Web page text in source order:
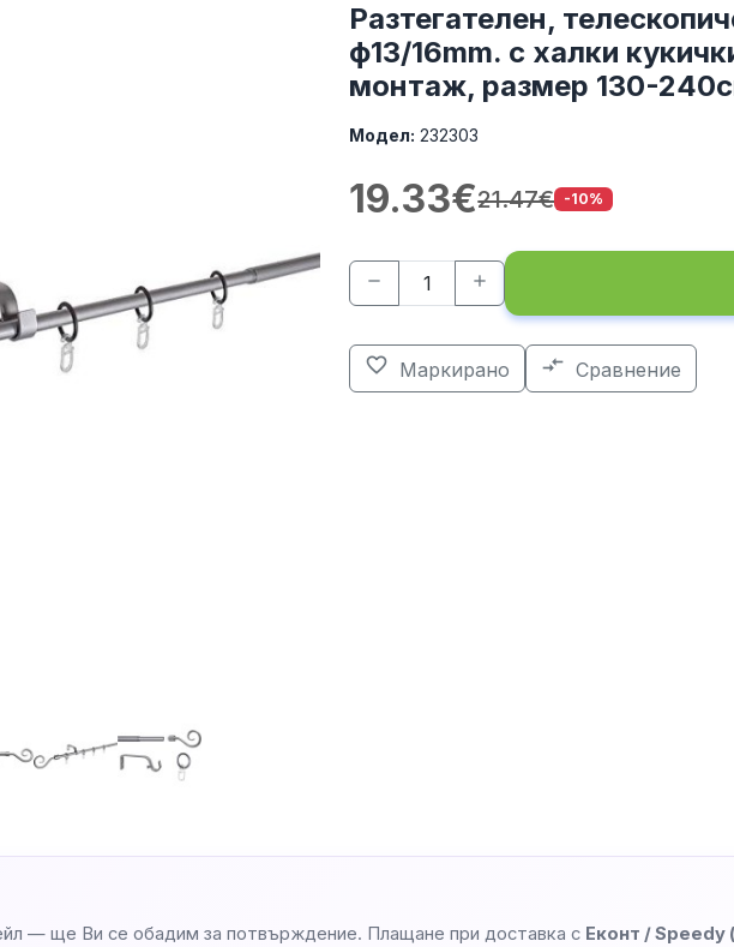
Разтегателен,
ф13/16mm. с халки
монтаж, размер 130-
Модел: 232303
19.33€21.47€ -10%
remove add
favorite_border Маркирано compare_arrows Сравнение
— ще Ви се обадим за потвърждение. Плащане при доставка с Еконт / Speedy